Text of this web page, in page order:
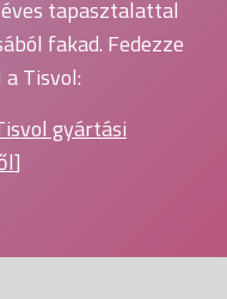
tapasztalattal
fakad. Fedezze
Tisvol:
gyártási
]